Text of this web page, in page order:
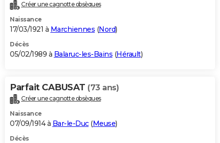
Créer une cagnotte obsèques
Naissance
17/03/1921 à Marchiennes (Nord)
Décès
05/02/1989 à Balaruc-les-Bains (Hérault)
Parfait CABUSAT (73 ans)
Créer une cagnotte obsèques
Naissance
07/09/1914 à Bar-le-Duc(Meuse)
Décès